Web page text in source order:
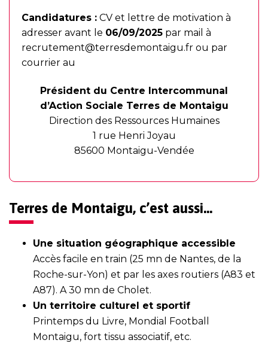
Candidatures : CV et lettre de motivation à
adresser avant le 06/09/2025 par mail à
recrutement@terresdemontaigu.fr ou par
courrier au
Président du Centre Intercommunal
d’Action Sociale Terres de Montaigu
Direction des Ressources Humaines
1 rue Henri Joyau
85600 Montaigu-Vendée
Terres de Montaigu, c’est aussi…
Une situation géographique accessible
Accès facile en train (25 mn de Nantes, de la
Roche-sur-Yon) et par les axes routiers (A83 et
A87). A 30 mn de Cholet.
Un territoire culturel et sportif
Printemps du Livre, Mondial Football
Montaigu, fort tissu associatif, etc.